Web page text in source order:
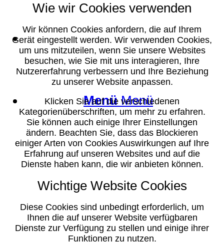
Suche
Menü Menü
Wie wir Cookies verwenden
Wir können Cookies anfordern, die auf Ihrem
Gerät eingestellt werden. Wir verwenden Cookies,
um uns mitzuteilen, wenn Sie unsere Websites
besuchen, wie Sie mit uns interagieren, Ihre
Nutzererfahrung verbessern und Ihre Beziehung
zu unserer Website anpassen.
Klicken Sie auf die verschiedenen
Kategorienüberschriften, um mehr zu erfahren.
Sie können auch einige Ihrer Einstellungen
ändern. Beachten Sie, dass das Blockieren
einiger Arten von Cookies Auswirkungen auf Ihre
Erfahrung auf unseren Websites und auf die
Dienste haben kann, die wir anbieten können.
Wichtige Website Cookies
Diese Cookies sind unbedingt erforderlich, um
Ihnen die auf unserer Website verfügbaren
Dienste zur Verfügung zu stellen und einige ihrer
Funktionen zu nutzen.